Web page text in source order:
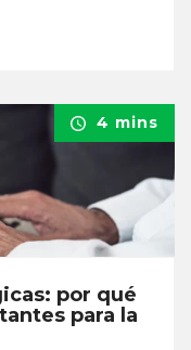
4 mins
por qué
para la